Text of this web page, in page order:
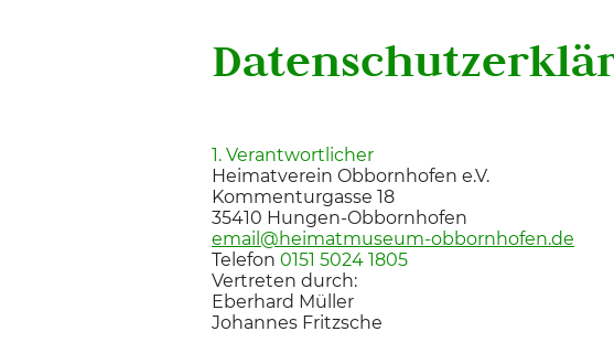
1. Verantwortlicher
Heimatverein Obbornhofen e.V.
Kommenturgasse 18
35410 Hungen-Obbornhofen
email@heimatmuseum-obbornhofen.de
Telefon 0151 5024 1805
Vertreten durch:
Eberhard Müller
Johannes Fritzsche